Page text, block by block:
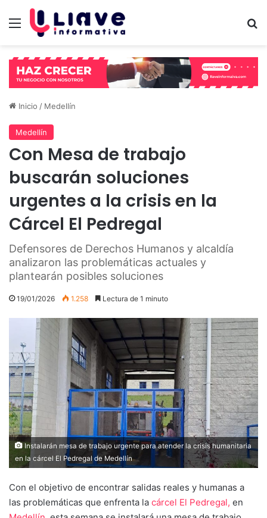
Menú
Inicio / Medellín
Medellín
Con Mesa de trabajo
buscarán soluciones
urgentes a la crisis en la
Cárcel El Pedregal
Defensores de Derechos Humanos y alcaldía
analizaron las problemáticas actuales y
plantearán posibles soluciones
19/01/2026 1.258 Lectura de 1 minuto
Instalarán mesa de trabajo urgente para atender la crisis humanitaria
en la cárcel El Pedregal de Medellín
Con el objetivo de encontrar salidas reales y humanas a
las problemáticas que enfrenta la cárcel El Pedregal, en